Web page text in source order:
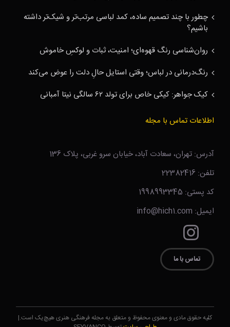
چطور با چند تصمیم ساده، کمد لباسی مرتب‌تر و شیک‌تر داشته
باشیم؟
روان‌شناسی رنگ قهوه‌ای؛ امنیت، ثبات و لوکسِ خاموش
رنگ‌درمانی در لباس؛ وقتی استایل حالِ دلت را عوض می‌کند
کیک جواهر: کیکی خاص برای تولد ۶۲ سالگی نیتا آمبانی
اطلاعات تماس با مجله
آدرس: تهران، سعادت آباد، خیابان سرو غربی، پلاک 136
تلفن: 22382416
کد پستی: 1998993345
ایمیل: info@hich1.com
تماس با ما
کلیه حقوق مادی و معنوی محفوظ و متعلق به مجله فرهنگی هنری هیچ‌یک است.|